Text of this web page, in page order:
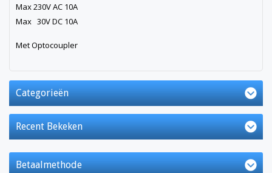
Max 230V AC 10A
Max 30V DC 10A
Met Optocoupler
Categorieën
Recent Bekeken
Betaalmethode